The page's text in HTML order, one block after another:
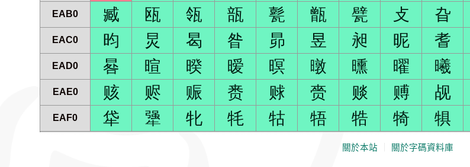
EAB0 臧 瓯 瓴 瓿 甏 甑 甓 攴 旮
EAC0 昀 炅 曷 昝 昴 昱 昶 昵 耆
EAD0 晷 暄 暌 暧 暝 暾 曛 曜 曦
EAE0 赅 赆 赈 赉 赇 赍 赕 赙 觇
EAF0 牮 犟 牝 牦 牯 牾 牿 犄 犋
關於本站 關於字碼資料庫